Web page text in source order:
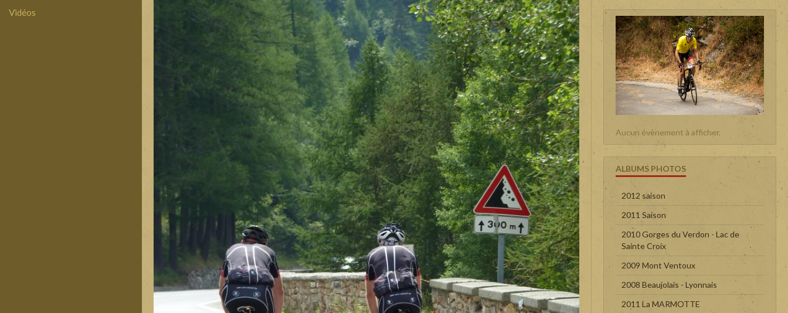
Vidéos
Aucun évènement à afficher.
ALBUMS PHOTOS
2012 saison
2011 Saison
2010 Gorges du Verdon - Lac de
Sainte Croix
2009 Mont Ventoux
2008 Beaujolais - Lyonnais
2011 La MARMOTTE